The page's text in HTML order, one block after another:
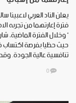
يعلن الناد العربي
فترة إعارتهما من تجربه
‘ وخلال الفترة الماضية،
حيث حظيا بفرصة اكتساب
تنافسية عالية الجودة.
0